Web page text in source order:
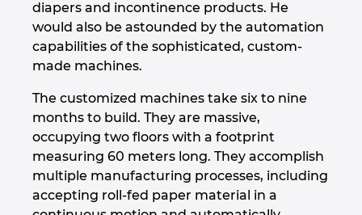
diapers and incontinence products. He
would also be astounded by the automation
capabilities of the sophisticated, custom-
made machines.
The customized machines take six to nine
months to build. They are massive,
occupying two floors with a footprint
measuring 60 meters long. They accomplish
multiple manufacturing processes, including
accepting roll-fed paper material in a